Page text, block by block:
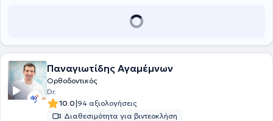
Παναγιωτίδης Αγαμέμνων
Ορθοδοντικός
Dr.
10.0|94 αξιολογήσεις
Διαθεσιμότητα για βιντεοκλήση